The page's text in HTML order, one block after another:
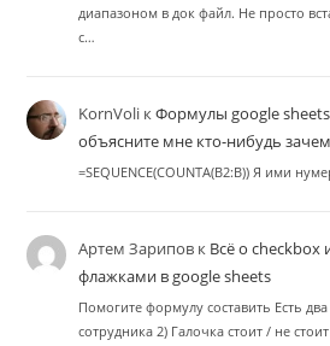
диапазоном в док файл. Не просто
с…
KornVoliкФормулы google sheets
объясните мне кто-нибудь
=SEQUENCE(COUNTA(B2:B)) Я ими
Артем Зариповк Всё о checkbox
флажками в google sheets
Помогите формулу составить Есть
сотрудника 2) Галочка стоит / не